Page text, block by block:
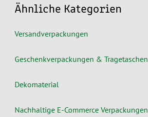
Ähnliche Kategorien
Versandverpackungen
Geschenkverpackungen & Tragetaschen
Dekomaterial
Nachhaltige E-Commerce Verpackungen